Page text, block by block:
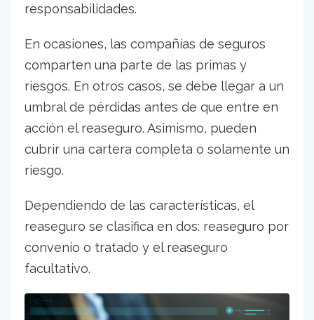
responsabilidades.
En ocasiones, las compañías de seguros
comparten una parte de las primas y
riesgos. En otros casos, se debe llegar a un
umbral de pérdidas antes de que entre en
acción el reaseguro. Asimismo, pueden
cubrir una cartera completa o solamente un
riesgo.
Dependiendo de las características, el
reaseguro se clasifica en dos: reaseguro por
convenio o tratado y el reaseguro
facultativo.